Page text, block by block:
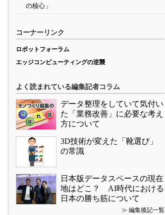
の核心」
コーナーリンク
ロボットフォーラム
エッジコンピューティングの逆襲
よく読まれている編集記者コラム
データ整理をしていて気付い
た「業務改善」に必要な考え
方について
3D技術が変えた「靴選び」
の常識
日本版データスペースの現在
地はどこ？ AI時代における
日本の勝ち筋について
≫ 編集後記一覧